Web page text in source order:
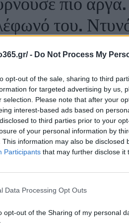
- Do Not Process My
opt-out of the sale, sharing to third
for targeted advertising by us,
selection. Please note that after your
interest-based ads based on
to third parties prior to your
of your personal information by
This information may also be disclosed
Participants that may further disclose it
Data Processing Opt Outs
opt-out of the Sharing of my personal
του.
του
έψαχνα
το βλέμμα
φύλλο. Το
στήλη..
ενοικίου.
Ασφάλεια. Το
εκτός